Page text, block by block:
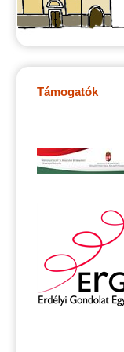
Támogatók